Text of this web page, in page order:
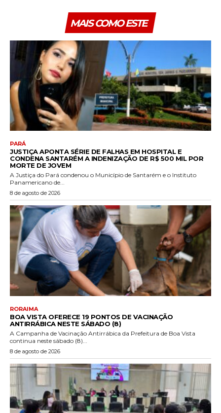
MAIS COMO ESTE
PARÁ
JUSTIÇA APONTA SÉRIE DE FALHAS EM HOSPITAL E
CONDENA SANTARÉM A INDENIZAÇÃO DE R$ 500 MIL POR
MORTE DE JOVEM
A Justiça do Pará condenou o Município de Santarém e o Instituto
Panamericano de...
8 de agosto de 2026
RORAIMA
BOA VISTA OFERECE 19 PONTOS DE VACINAÇÃO
ANTIRRÁBICA NESTE SÁBADO (8)
A Campanha de Vacinação Antirrábica da Prefeitura de Boa Vista
continua neste sábado (8)...
8 de agosto de 2026